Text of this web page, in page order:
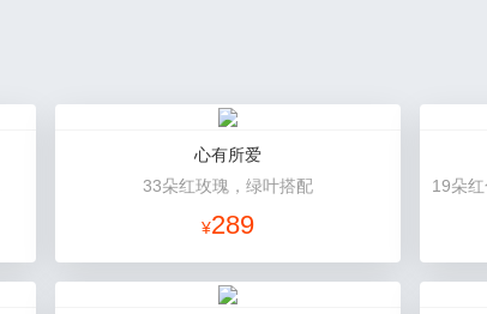
心有所爱
33朵红玫瑰，绿叶搭配
¥289